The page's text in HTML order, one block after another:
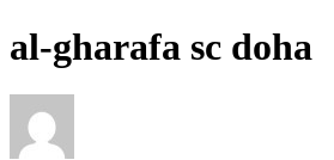
al-gharafa sc doha